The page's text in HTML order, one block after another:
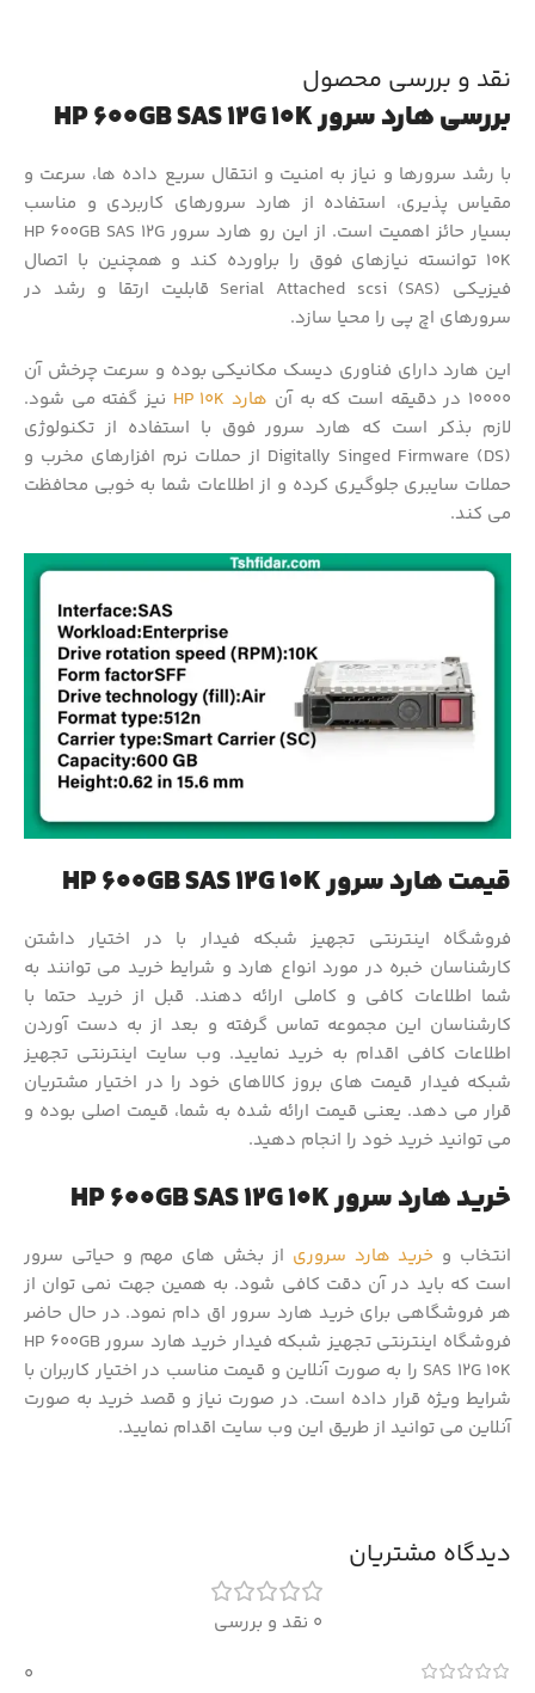
نقد و بررسی محصول
بررسی هارد سرور HP 600GB SAS 12G 10K
با رشد سرورها و نیاز به امنیت و انتقال سریع داده ها، سرعت و
مقیاس پذیری، استفاده از هارد سرورهای کاربردی و مناسب
بسیار حائز اهمیت است. از این رو هارد سرور HP 600GB SAS 12G
10K توانسته نیازهای فوق را براورده کند و همچنین با اتصال
فیزیکی (SAS) Serial Attached scsi قابلیت ارتقا و رشد در
سرورهای اچ پی را محیا سازد.
این هارد دارای فناوری دیسک مکانیکی بوده و سرعت چرخش آن
10000 در دقیقه است که به آن
هارد HP 10K
نیز گفته می شود.
لازم بذکر است که هارد سرور فوق با استفاده از تکنولوژی
(Digitally Singed Firmware (DS از حملات نرم افزارهای مخرب و
حملات سایبری جلوگیری کرده و از اطلاعات شما به خوبی محافظت
می کند.
قیمت هارد سرور HP 600GB SAS 12G 10K
فروشگاه اینترنتی تجهیز شبکه فیدار با در اختیار داشتن
کارشناسان خبره در مورد انواع هارد و شرایط خرید می توانند به
شما اطلاعات کافی و کاملی ارائه دهند. قبل از خرید حتما با
کارشناسان این مجموعه تماس گرفته و بعد از به دست آوردن
اطلاعات کافی اقدام به خرید نمایید. وب سایت اینترنتی تجهیز
شبکه فیدار قیمت های بروز کالاهای خود را در اختیار مشتریان
قرار می دهد. یعنی قیمت ارائه شده به شما، قیمت اصلی بوده و
می توانید خرید خود را انجام دهید.
خرید هارد سرور HP 600GB SAS 12G 10K
انتخاب و خرید هارد سروری از بخش های مهم و حیاتی سرور
است که باید در آن دقت کافی شود. به همین جهت نمی توان از
هر فروشگاهی برای خرید هارد سرور اق دام نمود. در حال حاضر
فروشگاه اینترنتی تجهیز شبکه فیدار خرید هارد سرور HP 600GB
SAS 12G 10K را به صورت آنلاین و قیمت مناسب در اختیار کاربران با
شرایط ویژه قرار داده است. در صورت نیاز و قصد خرید به صورت
آنلاین می توانید از طریق این وب سایت اقدام نمایید.
دیدگاه مشتریان
0 نقد و بررسی
0